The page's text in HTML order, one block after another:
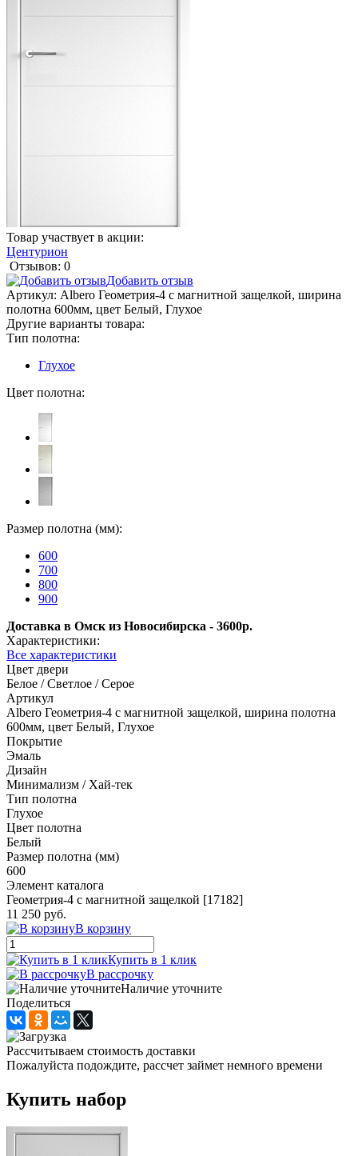
Товар участвует в акции:
Центурион
Отзывов: 0
Добавить отзыв
Артикул: Albero Геометрия-4 с магнитной защелкой, ширина
полотна 600мм, цвет Белый, Глухое
Другие варианты товара:
Тип полотна:
Глухое
Цвет полотна:
Размер полотна (мм):
600
700
800
900
Доставка в Омск из Новосибирска - 3600р.
Характеристики:
Все характеристики
Цвет двери
Белое / Светлое / Серое
Артикул
Albero Геометрия-4 с магнитной защелкой, ширина полотна
600мм, цвет Белый, Глухое
Покрытие
Эмаль
Дизайн
Минимализм / Хай-тек
Тип полотна
Глухое
Цвет полотна
Белый
Размер полотна (мм)
600
Элемент каталога
Геометрия-4 с магнитной защелкой [17182]
11 250 руб.
В корзину
Купить в 1 клик
В рассрочку
Наличие уточните
Поделиться
Рассчитываем стоимость доставки
Пожалуйста подождите, рассчет займет немного времени
Купить набор